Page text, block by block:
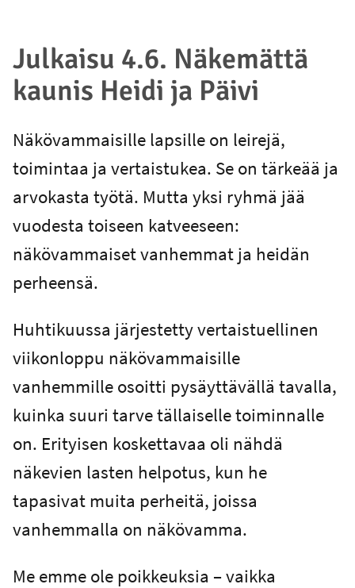
Julkaisu 4.6. Näkemättä
kaunis Heidi ja Päivi
Näkövammaisille lapsille on leirejä,
toimintaa ja vertaistukea. Se on tärkeää ja
arvokasta työtä. Mutta yksi ryhmä jää
vuodesta toiseen katveeseen:
näkövammaiset vanhemmat ja heidän
perheensä.
Huhtikuussa järjestetty vertaistuellinen
viikonloppu näkövammaisille
vanhemmille osoitti pysäyttävällä tavalla,
kuinka suuri tarve tällaiselle toiminnalle
on. Erityisen koskettavaa oli nähdä
näkevien lasten helpotus, kun he
tapasivat muita perheitä, joissa
vanhemmalla on näkövamma.
Me emme ole poikkeuksia – vaikka